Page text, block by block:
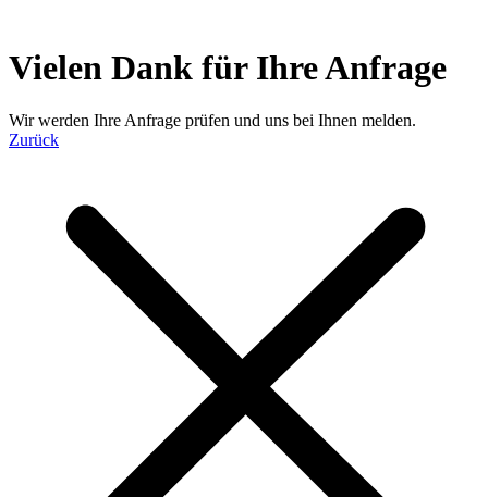
Vielen Dank für Ihre Anfrage
Wir werden Ihre Anfrage prüfen und uns bei Ihnen melden.
Zurück